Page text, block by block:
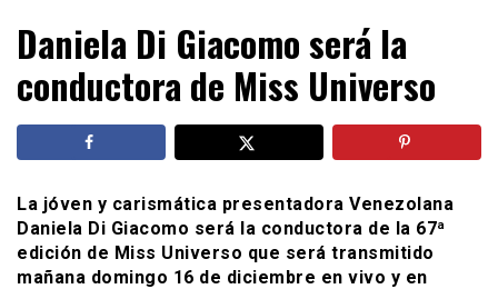
Ooops! Magazine
al tanto de las celebridades que sigues, todo a tu alcance
en un mismo lugar. Grupo Leferas™
Daniela Di Giacomo será la
conductora de Miss Universo
La jóven y carismática presentadora Venezolana
Daniela Di Giacomo será la conductora de la 67ª
edición de Miss Universo que será transmitido
mañana domingo 16 de diciembre en vivo y en